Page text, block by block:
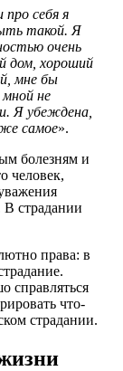
себя я
такой. Я
очень
дом, хороший
мне бы
не
Я убеждена,
самое».
болезням и
человек,
В страдании
права: в
справляться
что-
страдании.